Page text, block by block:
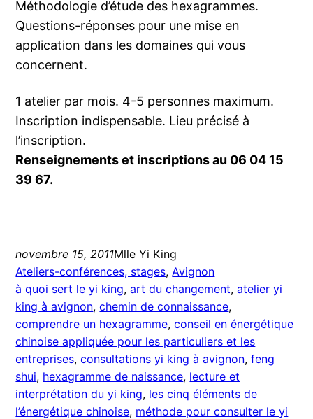
Méthodologie d’étude des hexagrammes.
Questions-réponses pour une mise en
application dans les domaines qui vous
concernent.
1 atelier par mois. 4-5 personnes maximum.
Inscription indispensable. Lieu précisé à
l’inscription.
Renseignements et inscriptions au 06 04 15
39 67.
novembre 15, 2011Mlle Yi King
Ateliers-conférences, stages, Avignon
à quoi sert le yi king, art du changement, atelier yi
king à avignon, chemin de connaissance
comprendre un hexagramme, conseil en énergétique
chinoise appliquée pour les particuliers et les
entreprises, consultations yi king à avignon, feng
shui, hexagramme de naissance, lecture et
interprétation du yi king, les cinq éléments de
l’énergétique chinoise, méthode pour consulter le yi